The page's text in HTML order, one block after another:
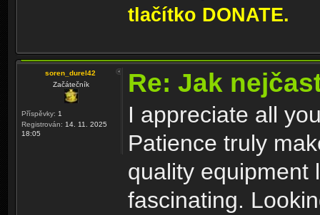
tlačítko DONATE.
soren_durel42
Začátečník
Příspěvky: 1
Registrován: 14. 11. 2025
18:05
Re: Jak
I appreciate all
Patience truly
quality equipment
fascinating.